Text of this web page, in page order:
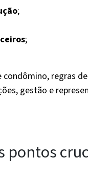
;
;
regras
gestão e
pontos